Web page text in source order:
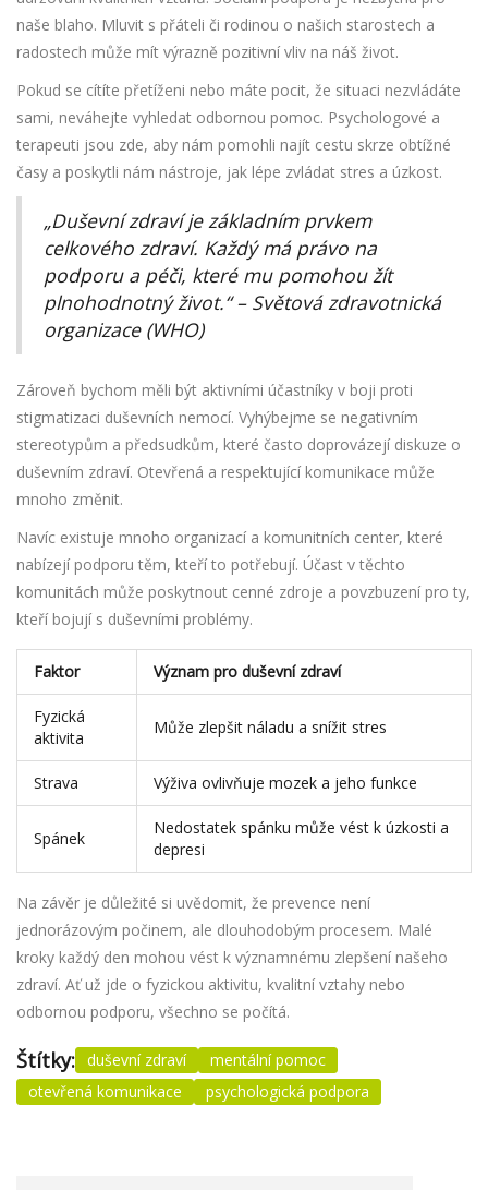
naše blaho. Mluvit s přáteli či rodinou o našich starostech a
radostech může mít výrazně pozitivní vliv na náš život.
Pokud se cítíte přetíženi nebo máte pocit, že situaci nezvládáte
sami, neváhejte vyhledat odbornou pomoc. Psychologové a
terapeuti jsou zde, aby nám pomohli najít cestu skrze obtížné
časy a poskytli nám nástroje, jak lépe zvládat stres a úzkost.
„Duševní zdraví je základním prvkem
celkového zdraví. Každý má právo na
podporu a péči, které mu pomohou žít
plnohodnotný život.“ – Světová zdravotnická
organizace (WHO)
Zároveň bychom měli být aktivními účastníky v boji proti
stigmatizaci duševních nemocí. Vyhýbejme se negativním
stereotypům a předsudkům, které často doprovázejí diskuze o
duševním zdraví. Otevřená a respektující komunikace může
mnoho změnit.
Navíc existuje mnoho organizací a komunitních center, které
nabízejí podporu těm, kteří to potřebují. Účast v těchto
komunitách může poskytnout cenné zdroje a povzbuzení pro ty,
kteří bojují s duševními problémy.
Faktor Význam pro duševní zdraví
Fyzická
aktivita
Může zlepšit náladu a snížit stres
Strava Výživa ovlivňuje mozek a jeho funkce
Spánek
Nedostatek spánku může vést k úzkosti a
depresi
Na závěr je důležité si uvědomit, že prevence není
jednorázovým počinem, ale dlouhodobým procesem. Malé
kroky každý den mohou vést k významnému zlepšení našeho
zdraví. Ať už jde o fyzickou aktivitu, kvalitní vztahy nebo
odbornou podporu, všechno se počítá.
Štítky: duševní zdraví
mentální pomoc
otevřená komunikace
psychologická podpora